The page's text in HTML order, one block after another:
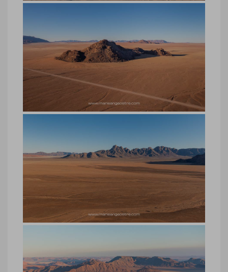
Désert du Namib, survol ballon ou
montgolfière en Namibie
Désert du Namib, survol ballon ou
montgolfière en Namibie © Marie-Ange
Désert du Namib, survol ballon ou
montgolfière en Namibie
Désert du Namib, survol ballon ou
montgolfière en Namibie © Marie-Ange
Ostré
Désert du Namib, survol ballon ou
montgolfière en Namibie